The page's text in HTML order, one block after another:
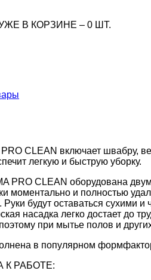
В КОРЗИНЕ – 0 ШТ.
CLEAN включает швабру,
легкую и быструю уборку.
PRO CLEAN оборудована
моментально и полностью
будут оставаться сухими
насадка легко достает до
при мытье полов и
в популярном
К РАБОТЕ: